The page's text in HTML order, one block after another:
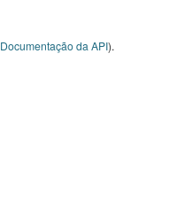
Documentação da API).